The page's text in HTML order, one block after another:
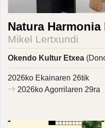
Natura Harmonia
Mikel Lertxundi
Okendo Kultur Etxea
2026ko Ekainaren 26tik
2026ko Agorrilaren 29ra